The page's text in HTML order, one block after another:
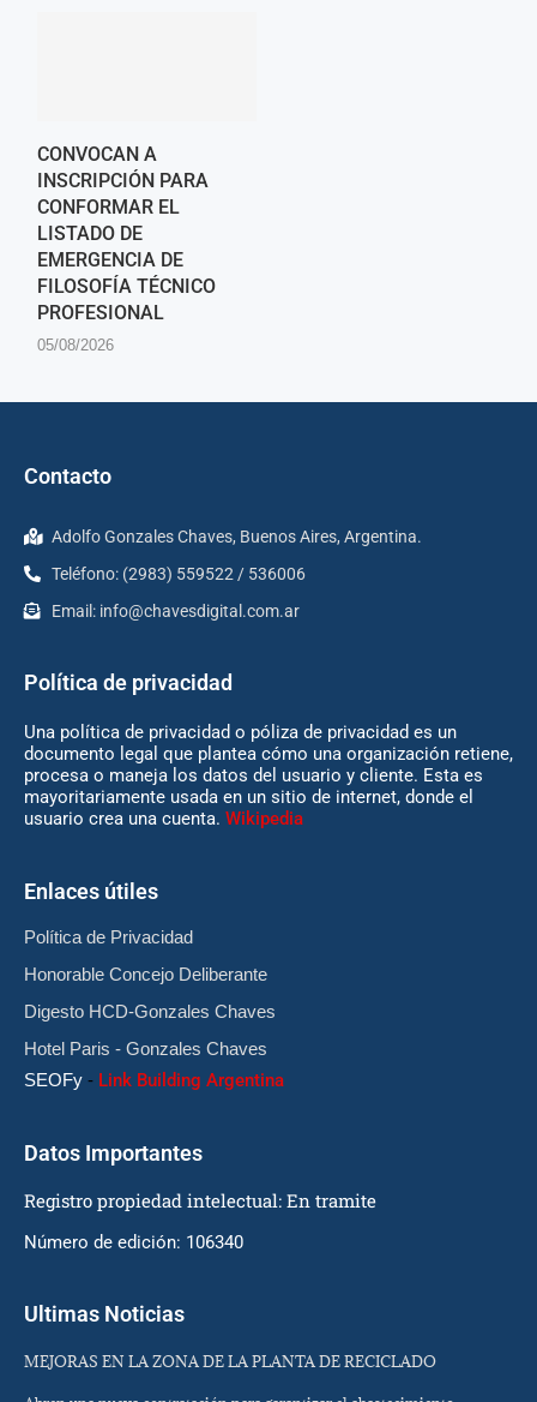
CONVOCAN A
INSCRIPCIÓN PARA
CONFORMAR EL
LISTADO DE
EMERGENCIA DE
FILOSOFÍA TÉCNICO
PROFESIONAL
05/08/2026
Contacto
Adolfo Gonzales Chaves, Buenos Aires, Argentina.
Teléfono: (2983) 559522 / 536006
Email: info@chavesdigital.com.ar
Política de privacidad
Una política de privacidad o póliza de privacidad es un
documento legal que plantea cómo una organización retiene,
procesa o maneja los datos del usuario y cliente. Esta es
mayoritariamente usada en un sitio de internet, donde el
usuario crea una cuenta. Wikipedia
Enlaces útiles
Política de Privacidad
Honorable Concejo Deliberante
Digesto HCD-Gonzales Chaves
Hotel Paris - Gonzales Chaves
SEOFy - Link Building Argentina
Datos Importantes
Registro propiedad intelectual: En tramite
Número de edición: 106340
Ultimas Noticias
MEJORAS EN LA ZONA DE LA PLANTA DE RECICLADO